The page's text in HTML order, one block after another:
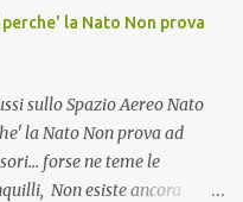
la Nato Non prova
sullo Spazio Aereo Nato
la Nato Non prova ad
forse ne teme le
Non esiste ancora